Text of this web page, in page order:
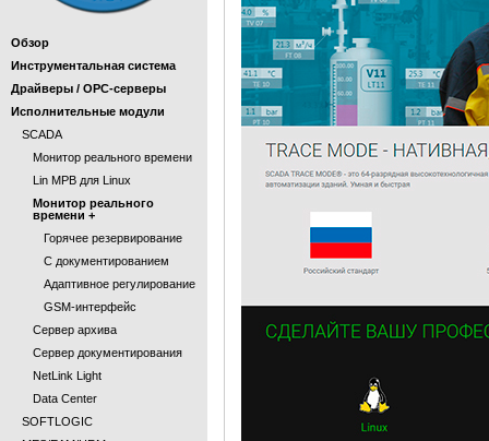
Обзор
Инструментальная система
Драйверы / OPC-серверы
Исполнительные модули
SCADA
Монитор реального времени
Lin МРВ для Linux
Монитор реального
времени +
Горячее резервирование
С документированием
Адаптивное регулирование
GSM-интерфейс
Сервер архива
Сервер документирования
NetLink Light
Data Center
SOFTLOGIC